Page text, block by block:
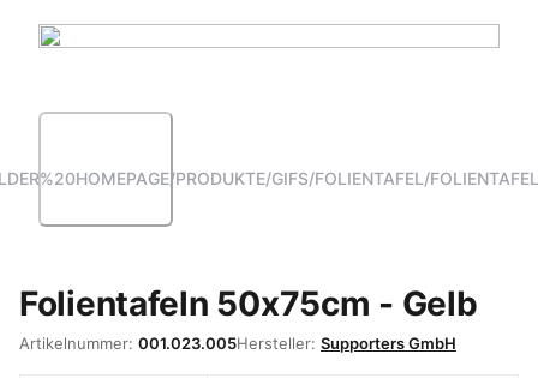
ANGLED VIEW
Folientafeln 50x75cm - Gelb
Artikelnummer: 001.023.005Hersteller: Supporters GmbH